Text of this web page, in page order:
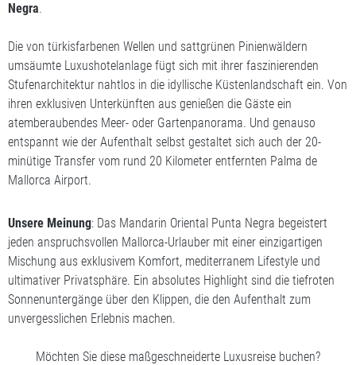
Negra.
Die von türkisfarbenen Wellen und sattgrünen Pinienwäldern
umsäumte Luxushotelanlage fügt sich mit ihrer faszinierenden
Stufenarchitektur nahtlos in die idyllische Küstenlandschaft ein. Von
ihren exklusiven Unterkünften aus genießen die Gäste ein
atemberaubendes Meer- oder Gartenpanorama. Und genauso
entspannt wie der Aufenthalt selbst gestaltet sich auch der 20-
minütige Transfer vom rund 20 Kilometer entfernten Palma de
Mallorca Airport.
Unsere Meinung: Das Mandarin Oriental Punta Negra begeistert
jeden anspruchsvollen Mallorca-Urlauber mit einer einzigartigen
Mischung aus exklusivem Komfort, mediterranem Lifestyle und
ultimativer Privatsphäre. Ein absolutes Highlight sind die tiefroten
Sonnenuntergänge über den Klippen, die den Aufenthalt zum
unvergesslichen Erlebnis machen.
Möchten Sie diese maßgeschneiderte Luxusreise buchen?